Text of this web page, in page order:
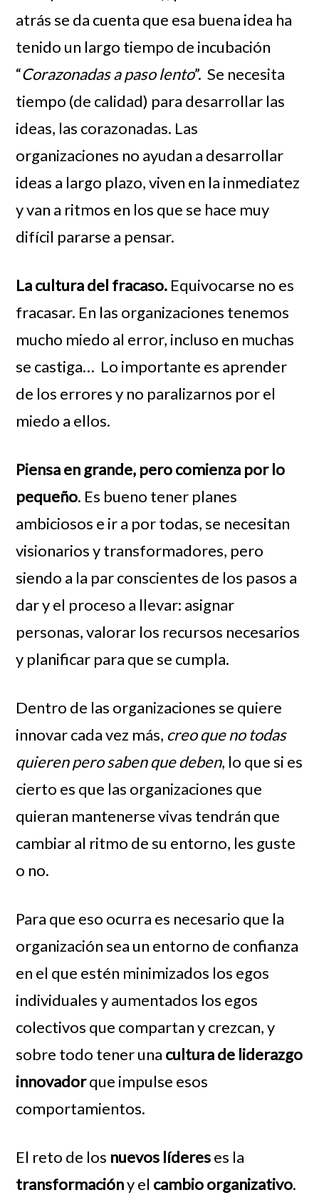
atrás se da cuenta que esa buena idea ha
tenido un largo tiempo de incubación
“Corazonadas a paso lento”. Se necesita
tiempo (de calidad) para desarrollar las
ideas, las corazonadas. Las
organizaciones no ayudan a desarrollar
ideas a largo plazo, viven en la inmediatez
y van a ritmos en los que se hace muy
difícil pararse a pensar.
La cultura del fracaso. Equivocarse no es
fracasar. En las organizaciones tenemos
mucho miedo al error, incluso en muchas
se castiga… Lo importante es aprender
de los errores y no paralizarnos por el
miedo a ellos.
Piensa en grande, pero comienza por lo
pequeño. Es bueno tener planes
ambiciosos e ir a por todas, se necesitan
visionarios y transformadores, pero
siendo a la par conscientes de los pasos a
dar y el proceso a llevar: asignar
personas, valorar los recursos necesarios
y planificar para que se cumpla.
Dentro de las organizaciones se quiere
innovar cada vez más, creo que no todas
quieren pero saben que deben, lo que si es
cierto es que las organizaciones que
quieran mantenerse vivas tendrán que
cambiar al ritmo de su entorno, les guste
o no.
Para que eso ocurra es necesario que la
organización sea un entorno de confianza
en el que estén minimizados los egos
individuales y aumentados los egos
colectivos que compartan y crezcan, y
sobre todo tener una cultura de liderazgo
innovadorque impulse esos
comportamientos.
El reto de los nuevos lídereses la
transformacióny el cambio organizativo.